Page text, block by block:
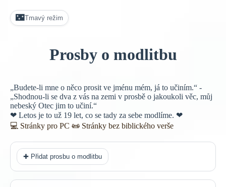
🌃Tmavý režim
Prosby o modlitbu
„Budete-li mne o něco prosit ve jménu mém, já to učiním.“ -
„Shodnou-li se dva z vás na zemi v prosbě o jakoukoli věc, můj
nebeský Otec jim to učiní.“
❤ Letos je to už 19 let, co se tady za sebe modlíme. ❤
💻 Stránky pro PC 📜 Stránky bez biblického verše
✚ Přidat prosbu o modlitbu